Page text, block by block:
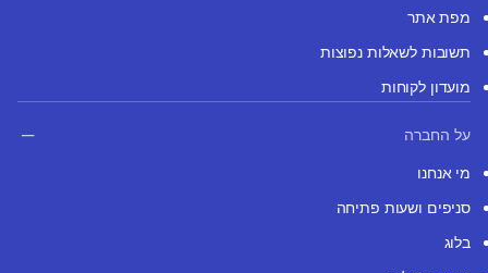
מפת אתר
תשובות לשאלות נפוצות
מועדון לקוחות
על החברה
מי אנחנו
סניפים ושעות פתיחה
בלוג